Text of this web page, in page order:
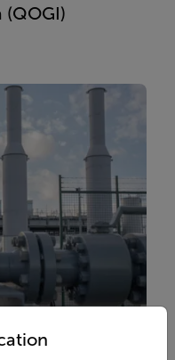
(QOGI)
from the